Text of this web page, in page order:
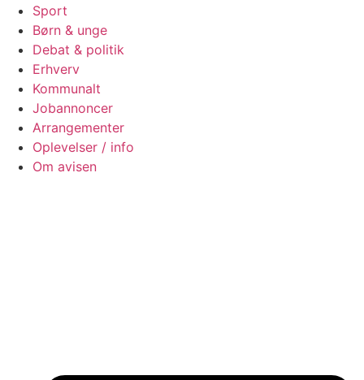
Sport
Børn & unge
Debat & politik
Erhverv
Kommunalt
Jobannoncer
Arrangementer
Oplevelser / info
Om avisen